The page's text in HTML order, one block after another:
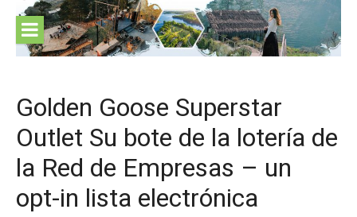
content
Golden Goose Superstar
Outlet Su bote de la lotería de
la Red de Empresas – un
opt-in lista electrónica